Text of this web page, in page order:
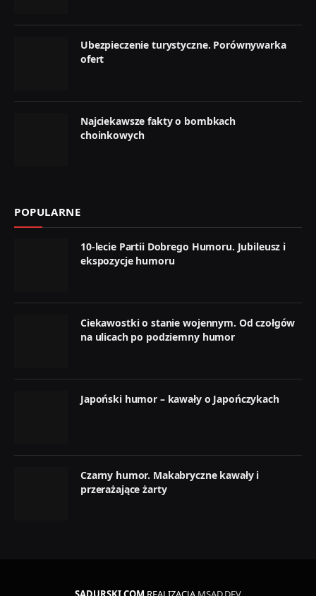
Ubezpieczenie turystyczne. Porównywarka
ofert
Najciekawsze fakty o bombkach
choinkowych
POPULARNE
10-lecie Partii Dobrego Humoru. Jubileusz i
ekspozycje humoru
Ciekawostki o stanie wojennym. Od czołgów
na ulicach po podziemny humor
Japoński humor – kawały o Japończykach
Czarny humor. Makabryczne kawały i
przerażające żarty